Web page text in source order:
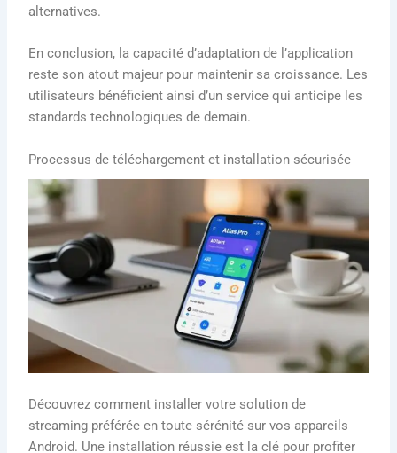
alternatives.
En conclusion, la capacité d’adaptation de l’application
reste son atout majeur pour maintenir sa croissance. Les
utilisateurs bénéficient ainsi d’un service qui anticipe les
standards technologiques de demain.
Processus de téléchargement et installation sécurisée
Découvrez comment installer votre solution de
streaming préférée en toute sérénité sur vos appareils
Android. Une installation réussie est la clé pour profiter